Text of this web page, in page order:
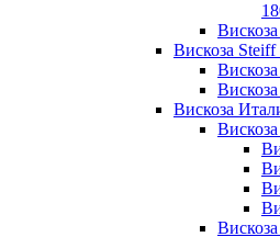
Вискоза Steiff
Вискоза